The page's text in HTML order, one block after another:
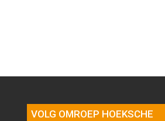
VOLG OMROEP HOEKSCHE